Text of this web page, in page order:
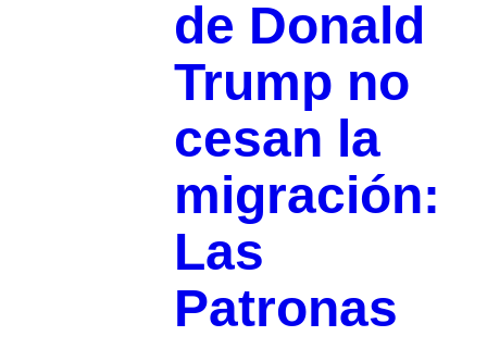
de Donald
Trump no
cesan la
migración:
Las
Patronas